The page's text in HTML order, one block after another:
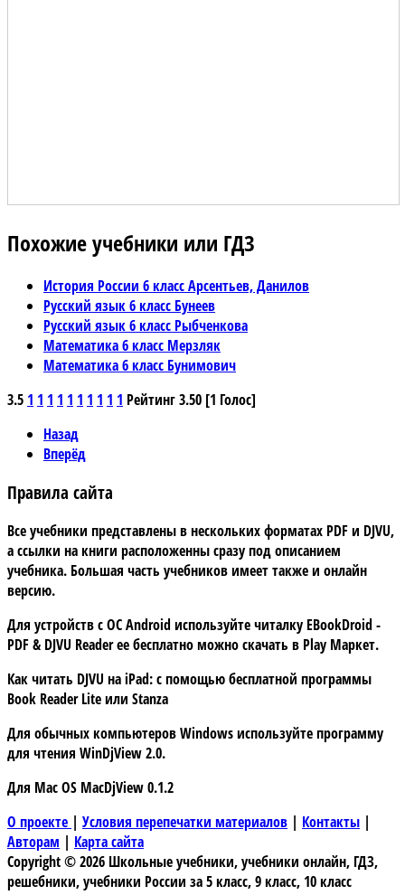
Похожие учебники или ГДЗ
История России 6 класс Арсентьев, Данилов
Русский язык 6 класс Бунеев
Русский язык 6 класс Рыбченкова
Математика 6 класс Мерзляк
Математика 6 класс Бунимович
3.5 1 1 1 1 1 1 1 1 1 1 Рейтинг 3.50 [1 Голос]
Назад
Вперёд
Правила сайта
Все учебники представлены в нескольких форматах PDF и DJVU,
а ссылки на книги расположенны сразу под описанием
учебника. Большая часть учебников имеет также и онлайн
версию.
Для устройств сОС Android используйте читалку EBookDroid -
PDF & DJVU Readerее бесплатно можно скачать в Play Маркет.
Как читать DJVU на iPad:с помощью бесплатной программы
Book Reader Liteили Stanza
Для обычных компьютеров Windows используйте программу
для чтения WinDjView 2.0.
Для Mac OS MacDjView 0.1.2
О проекте | Условия перепечатки материалов | Контакты |
Авторам | Карта сайта
Copyright © 2026 Школьные учебники, учебники онлайн, ГДЗ,
решебники, учебники России за 5 класс, 9 класс, 10 класс